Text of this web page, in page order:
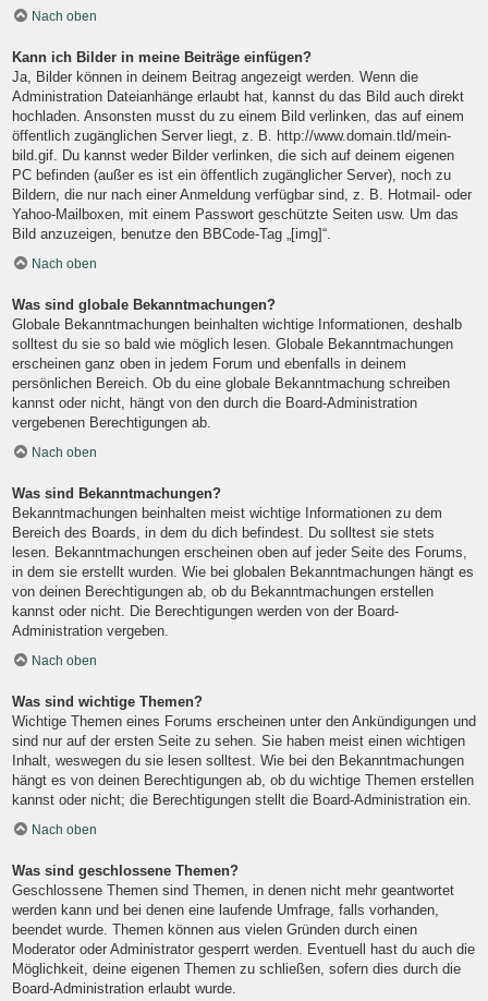
Nach oben
Kann ich Bilder in meine Beiträge einfügen?
Ja, Bilder können in deinem Beitrag angezeigt werden. Wenn die
Administration Dateianhänge erlaubt hat, kannst du das Bild auch direkt
hochladen. Ansonsten musst du zu einem Bild verlinken, das auf einem
öffentlich zugänglichen Server liegt, z. B. http://www.domain.tld/mein-
bild.gif. Du kannst weder Bilder verlinken, die sich auf deinem eigenen
PC befinden (außer es ist ein öffentlich zugänglicher Server), noch zu
Bildern, die nur nach einer Anmeldung verfügbar sind, z. B. Hotmail- oder
Yahoo-Mailboxen, mit einem Passwort geschützte Seiten usw. Um das
Bild anzuzeigen, benutze den BBCode-Tag „[img]“.
Nach oben
Was sind globale Bekanntmachungen?
Globale Bekanntmachungen beinhalten wichtige Informationen, deshalb
solltest du sie so bald wie möglich lesen. Globale Bekanntmachungen
erscheinen ganz oben in jedem Forum und ebenfalls in deinem
persönlichen Bereich. Ob du eine globale Bekanntmachung schreiben
kannst oder nicht, hängt von den durch die Board-Administration
vergebenen Berechtigungen ab.
Nach oben
Was sind Bekanntmachungen?
Bekanntmachungen beinhalten meist wichtige Informationen zu dem
Bereich des Boards, in dem du dich befindest. Du solltest sie stets
lesen. Bekanntmachungen erscheinen oben auf jeder Seite des Forums,
in dem sie erstellt wurden. Wie bei globalen Bekanntmachungen hängt es
von deinen Berechtigungen ab, ob du Bekanntmachungen erstellen
kannst oder nicht. Die Berechtigungen werden von der Board-
Administration vergeben.
Nach oben
Was sind wichtige Themen?
Wichtige Themen eines Forums erscheinen unter den Ankündigungen und
sind nur auf der ersten Seite zu sehen. Sie haben meist einen wichtigen
Inhalt, weswegen du sie lesen solltest. Wie bei den Bekanntmachungen
hängt es von deinen Berechtigungen ab, ob du wichtige Themen erstellen
kannst oder nicht; die Berechtigungen stellt die Board-Administration ein.
Nach oben
Was sind geschlossene Themen?
Geschlossene Themen sind Themen, in denen nicht mehr geantwortet
werden kann und bei denen eine laufende Umfrage, falls vorhanden,
beendet wurde. Themen können aus vielen Gründen durch einen
Moderator oder Administrator gesperrt werden. Eventuell hast du auch die
Möglichkeit, deine eigenen Themen zu schließen, sofern dies durch die
Board-Administration erlaubt wurde.